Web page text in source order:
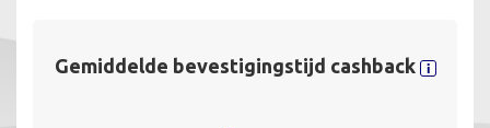
Gemiddelde bevestigingstijd cashback